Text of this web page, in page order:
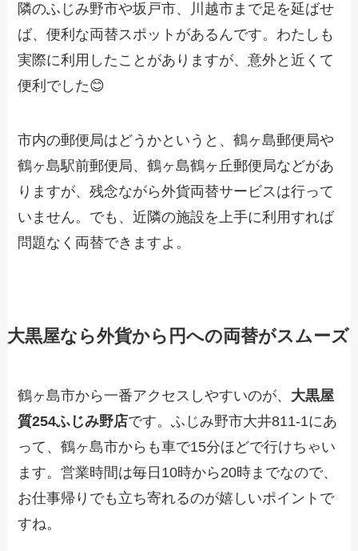
隣のふじみ野市や坂戸市、川越市まで足を延ばせ
ば、便利な両替スポットがあるんです。わたしも
実際に利用したことがありますが、意外と近くて
便利でした😊
市内の郵便局はどうかというと、鶴ヶ島郵便局や
鶴ヶ島駅前郵便局、鶴ヶ島鶴ヶ丘郵便局などがあ
りますが、残念ながら外貨両替サービスは行って
いません。でも、近隣の施設を上手に利用すれば
問題なく両替できますよ。
大黒屋なら外貨から円への両替がスムーズ
鶴ヶ島市から一番アクセスしやすいのが、 大黒屋
質254ふじみ野店です。ふじみ野市大井811-1にあ
って、鶴ヶ島市からも車で15分ほどで行けちゃい
ます。営業時間は毎日10時から20時までなので、
お仕事帰りでも立ち寄れるのが嬉しいポイントで
すね。